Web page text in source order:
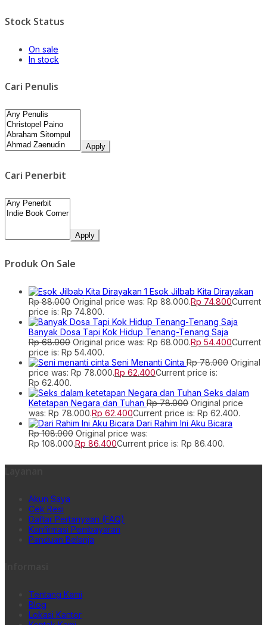
Stock Status
On sale
In stock
Cari Penulis
Apply
Cari Penerbit
Apply
Produk On Sale
Esok Jilbab Kita Dirayakan
Rp88.000 Original price was: Rp 88.000.Rp 74.800Current
price is: Rp 74.800.
Banyak Dosa Tapi Kok Hidup Tenang-Tenang Saja
Rp68.000 Original price was: Rp 68.000.Rp 54.400Current
price is: Rp 54.400.
Seni Menanti Cinta Rp78.000 Original
price was: Rp 78.000.Rp 62.400Current price is:
Rp 62.400.
Seks dalam
Ketetapan Negara dan Tuhan Rp78.000 Original price
was: Rp 78.000.Rp 62.400Current price is: Rp 62.400.
Dari Rahim Ini Aku Bicara
Rp108.000 Original price was:
Rp 108.000.Rp 86.400Current price is: Rp 86.400.
Akun Saya
Cek Resi
Daftar Pertanyaan (FAQ)
Konfirmasi Pembayaran
Panduan Belanja
Tentang Kami
Blog
Lokasi Kantor